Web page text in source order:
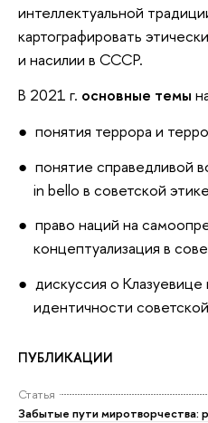
ПУБЛИКАЦИИ
Статья
Забытые пути миротворчества:
интеллектуальной
картографировать
и насилии в СССР.
В 2021 г. основные темы
понятия террора и
понятие справедливой
in bello в советской этике
право наций на
концептуализация в
дискуссия о
идентичности